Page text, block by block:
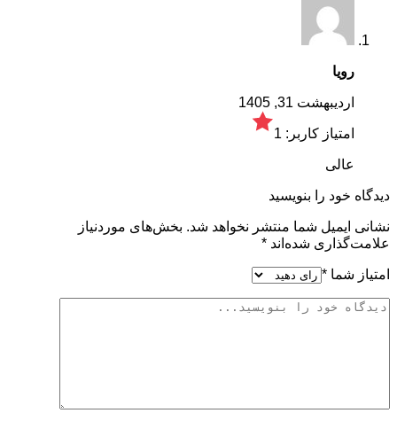
رویا
اردیبهشت 31, 1405
امتیاز کاربر: 1
عالی
دیدگاه خود را بنویسید
نشانی ایمیل شما منتشر نخواهد شد. بخش‌های موردنیاز
علامت‌گذاری شده‌اند *
امتیاز شما *